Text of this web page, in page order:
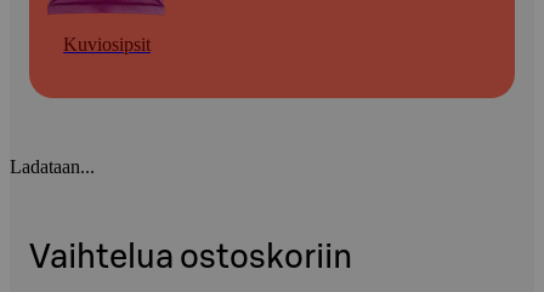
Kuviosipsit
Ladataan...
Vaihtelua ostoskoriin